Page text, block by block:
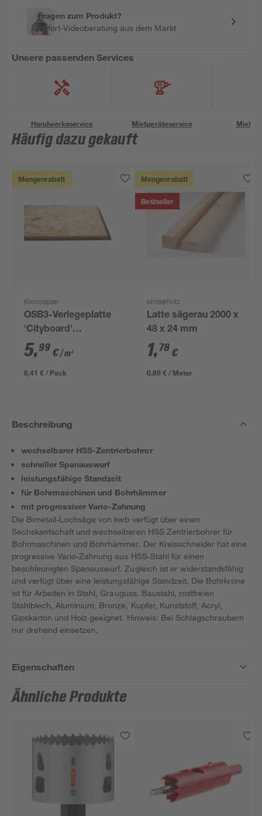
Fragen zum Produkt?
Sofort-Videoberatung aus dem Markt
Unsere passenden Services
Handwerksservice Mietgeräteservice
Häufig dazu gekauft
Mengenrabatt
Kronospan
OSB3-Verlegeplatte
'Cityboard'
ungeschliffen 1690 x
634 x 12 mm
5,99 €/ m²
6,41 € / Pack
Mengenrabatt
Bestseller
binderholz
Latte sägerau 2000 x
48 x 24 mm
1,78 €
0,89 € / Meter
Beschreibung
wechselbarer HSS-Zentrierbohrer
schneller Spanauswurf
leistungsfähige Standzeit
für Bohrmaschinen und Bohrhämmer
mit progressiver Vario-Zahnung
Die Bimetall-Lochsäge von kwb verfügt über einen
Sechskantschaft und wechselbaren HSS Zentrierbohrer für
Bohrmaschinen und Bohrhämmer. Der Kreisschneider hat eine
progressive Vario-Zahnung aus HSS-Stahl für einen
beschleunigten Spanauswurf. Zugleich ist er widerstandsfähig
und verfügt über eine leistungsfähige Standzeit. Die Bohrkrone
ist für Arbeiten in Stahl, Grauguss, Baustahl, rostfreien
Stahlblech, Aluminium, Bronze, Kupfer, Kunststoff, Acryl,
Gipskarton und Holz geeignet. Hinweis: Bei Schlagschraubern
nur drehend einsetzen.
Eigenschaften
Ähnliche Produkte